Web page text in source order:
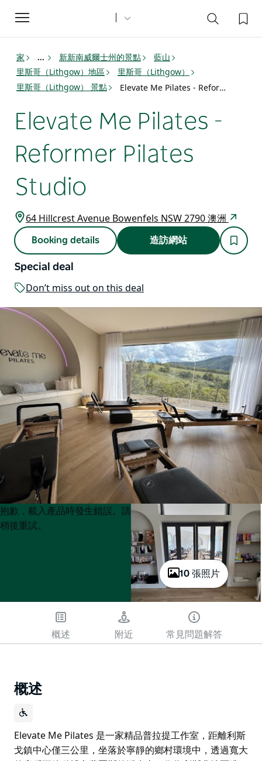
Toggle
navigation
家 ... 新新南威爾士州的景點
藍山
里斯哥（Lithgow）地區
里斯哥（Lithgow）
里斯哥（Lithgow） 景點
Elevate Me Pilates - Reformer Pilates Studio
Elevate Me Pilates -
Reformer Pilates
Studio
64 Hillcrest Avenue Bowenfels NSW 2790 澳洲
Booking details 造訪網站
Special deal
Don’t miss out on this deal
10 張照片
Product
List
Product
List
抱歉，載入產品時發生錯誤。請
稍後重試。
概述 附近 常見問題解答
概述
Elevate Me Pilates 是一家精品普拉提工作室，距離利斯
戈鎮中心僅三公里，坐落於寧靜的鄉村環境中，透過寬大